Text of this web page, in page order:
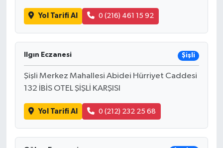
Yol Tarifi Al 0 (216) 461 15 92
Ilgın Eczanesi Şişli
Şişli Merkez Mahallesi Abidei Hürriyet Caddesi
132 İBİS OTEL ŞİŞLİ KARŞISI
Yol Tarifi Al 0 (212) 232 25 68